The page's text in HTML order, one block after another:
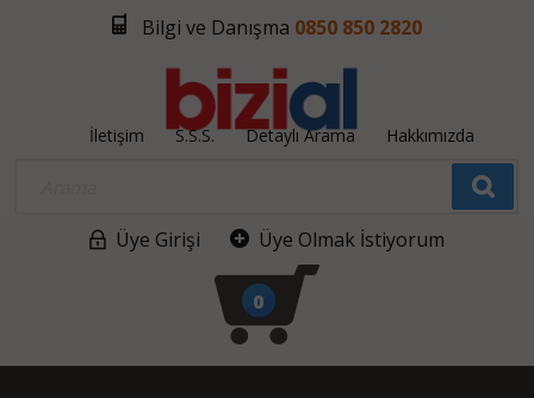
Bilgi ve Danışma 0850 850 2820
İletişim S.S.S. Detaylı Arama Hakkımızda
Üye Girişi Üye Olmak İstiyorum
0